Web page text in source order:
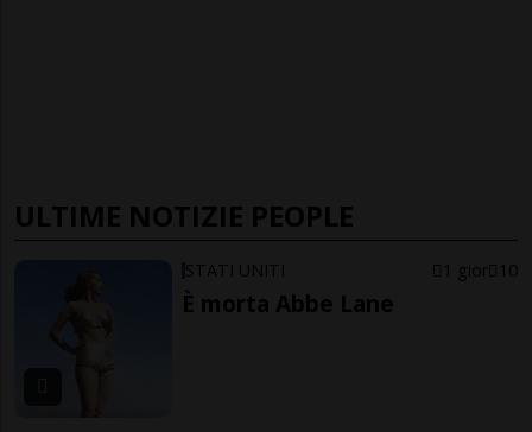
ULTIME NOTIZIE PEOPLE
STATI UNITI 1 gior 10
È morta Abbe Lane